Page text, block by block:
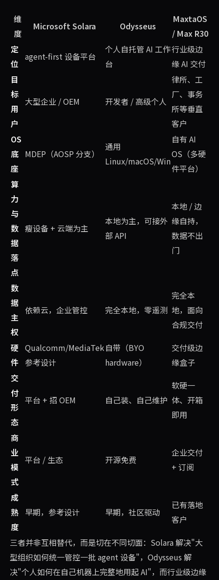
维
度
Microsoft Solara Odysseus
MaxtaOS
/ Max R30
定
位
agent-first 设备平台
个人自托管 AI 工作
台
行业级边
缘 AI 交付
目
标
用
户
大型企业 / OEM 开发者 / 高级个人
律所、工
厂、事务
所等垂直
客户
OS
底
座
MDEP（AOSP 分支）
通用
Linux/macOS/Win
自有 AI
OS（多硬
件平台）
算
力
与
数
据
落
点
瘦设备 + 云端为主
本地为主，可接外
部 API
本地 / 边
缘自持，
数据不出
门
数
据
主
权
依赖云，企业管控 完全本地，零遥测
完全本
地，面向
合规交付
硬
件
Qualcomm/MediaTek
参考设计
自带（BYO
hardware）
交付级边
缘盒子
交
付
形
态
平台 + 招 OEM 自己装、自己维护
软硬一
体、开箱
即用
商
业
模
式
平台 / 生态 开源免费
企业交付
+ 订阅
成
熟
度
早期，参考设计 早期，社区驱动
已有落地
客户
三者并非互相替代，而是切在不同切面：Solara 解决"大
型组织如何统一管控一批 agent 设备"，Odysseus 解
决"个人如何在自己机器上完整地用起 AI"，而行业级边缘